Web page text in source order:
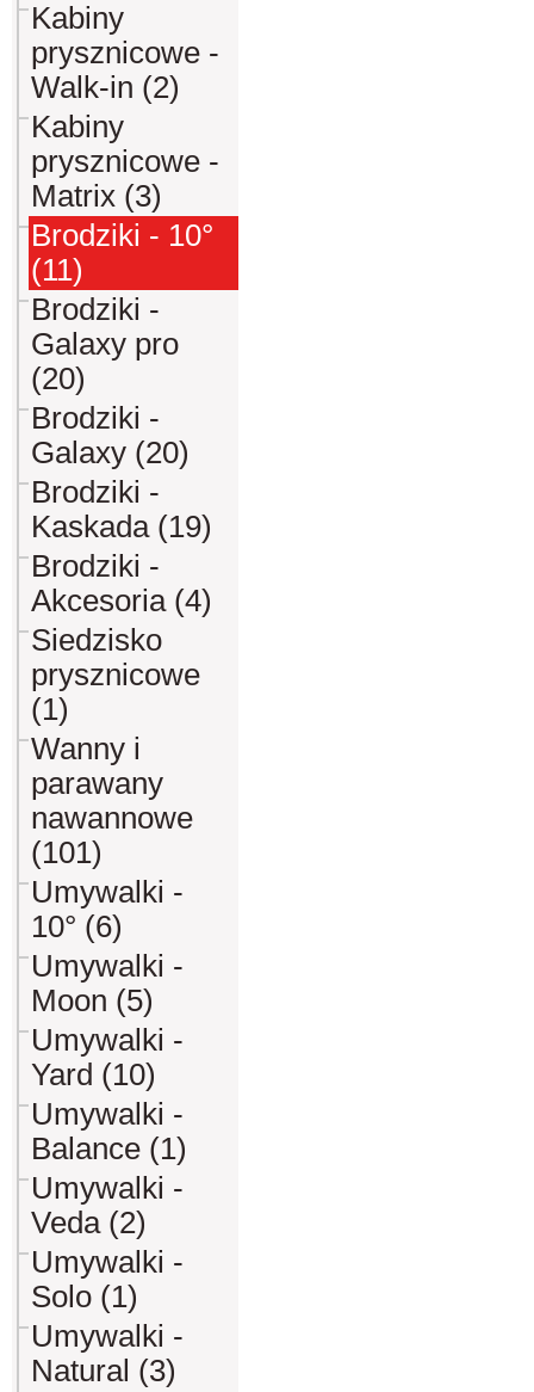
Kabiny
prysznicowe -
Walk-in (2)
Kabiny
prysznicowe -
Matrix (3)
Brodziki - 10°
(11)
Brodziki -
Galaxy pro
(20)
Brodziki -
Galaxy (20)
Brodziki -
Kaskada (19)
Brodziki -
Akcesoria (4)
Siedzisko
prysznicowe
(1)
Wanny i
parawany
nawannowe
(101)
Umywalki -
10° (6)
Umywalki -
Moon (5)
Umywalki -
Yard (10)
Umywalki -
Balance (1)
Umywalki -
Veda (2)
Umywalki -
Solo (1)
Umywalki -
Natural (3)